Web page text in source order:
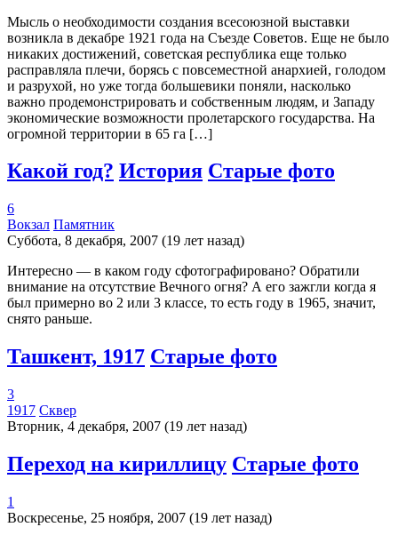
Мысль о необходимости создания всесоюзной выставки
возникла в декабре 1921 года на Съезде Советов. Еще не было
никаких достижений, советская республика еще только
расправляла плечи, борясь с повсеместной анархией, голодом
и разрухой, но уже тогда большевики поняли, насколько
важно продемонстрировать и собственным людям, и Западу
экономические возможности пролетарского государства. На
огромной территории в 65 га […]
Какой год? История Старые фото
6
Вокзал Памятник
Суббота, 8 декабря, 2007 (19 лет назад)
Интересно — в каком году сфотографировано? Обратили
внимание на отсутствие Вечного огня? А его зажгли когда я
был примерно во 2 или 3 классе, то есть году в 1965, значит,
снято раньше.
Ташкент, 1917 Старые фото
3
1917 Сквер
Вторник, 4 декабря, 2007 (19 лет назад)
Переход на кириллицу Старые фото
1
Воскресенье, 25 ноября, 2007 (19 лет назад)